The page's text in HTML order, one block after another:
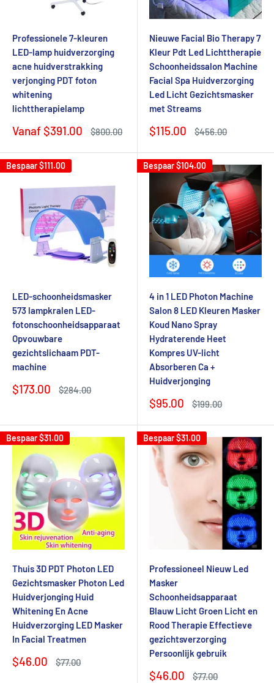
Professionele 7-kleuren
LED-lamp huidverzorging
acne huidverstrakking
verjonging PDT foton
whitening
lichttherapielamp
Verkoopprijs
Vanaf $391.00
Normale
$800.00
Nieuwe Facial Bio Therapy 7
Kleur Pdt Led Lichttherapie
Schoonheidssalon Machine
Facial Spa Huidverzorging
Led Licht Gezichtsmasker
met Streams
Verkoopprijs
$115.00
Normale
$456.00
Bespaar$111.00
LED-schoonheidsmasker
573 lampkralen LED-
fotonschoonheidsapparaat
Opvouwbare
gezichtslichaam PDT-
machine
Verkoopprijs
$173.00
Normale
$284.00
Bespaar$104.00
4 in 1 LED Photon Machine
Salon 8 LED Kleuren Masker
Koud Nano Spray
Hydraterende Heet
Kompres UV-licht
Absorberen Ca +
Huidverjonging
Verkoopprijs
$95.00
Normale
$199.00
Bespaar$31.00
Thuis 3D PDT Photon LED
Gezichtsmasker Photon Led
Huidverjonging Huid
Whitening En Acne
Huidverzorging LED Masker
In Facial Treatmen
Verkoopprijs
$46.00
Normale
$77.00
Bespaar$31.00
Professioneel Nieuw Led
Masker
Schoonheidsapparaat
Blauw Licht Groen Licht en
Rood Therapie Effectieve
gezichtsverzorging
Persoonlijk gebruik
Verkoopprijs
$46.00
Normale
$77.00